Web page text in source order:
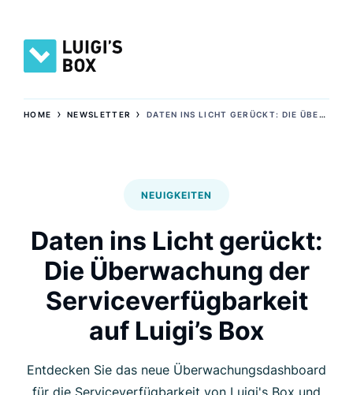
HOME ›NEWSLETTER ›DATEN INS LICHT GERÜCKT: DIE ÜBERWACHUNG DER SERVICEVERFÜGBARKEIT AUF LUIGI’S BOX
NEUIGKEITEN
Daten ins Licht gerückt:
Die Überwachung der
Serviceverfügbarkeit
auf Luigi’s Box
Entdecken Sie das neue Überwachungsdashboard
für die Serviceverfügbarkeit von Luigi's Box und